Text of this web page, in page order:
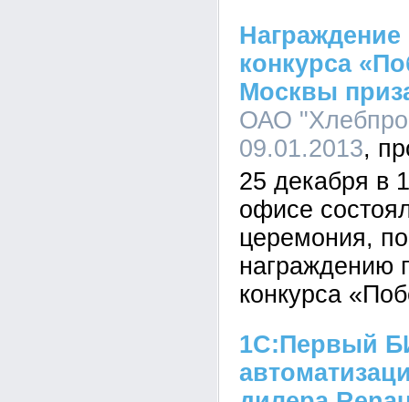
конкурса
Москвы
ОАО
09.01.2013
25 декабря в
офисе
церемония,
награждению
конкурса
1С:Первый